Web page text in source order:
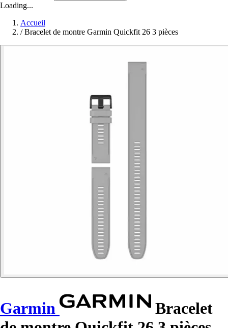
Loading...
Accueil
/ Bracelet de montre Garmin Quickfit 26 3 pièces
Garmin
Bracelet